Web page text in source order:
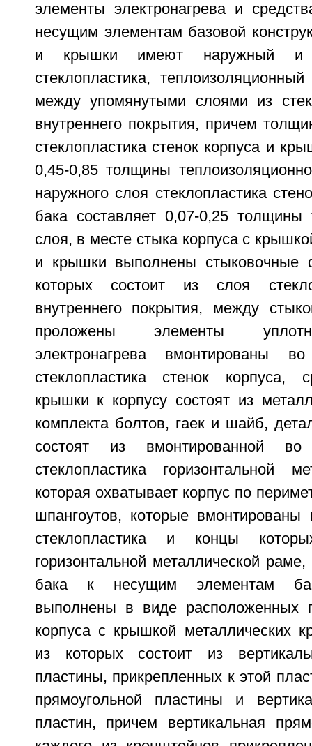
элементы электронагрева и
несущим элементам базовой
и крышки имеют наружный и
стеклопластика,
между упомянутыми слоями из
внутреннего покрытия, причем
стеклопластика стенок корпуса и
0,45-0,85 толщины
наружного слоя стеклопластика
бака составляет 0,07-0,25 толщины
слоя, в месте стыка корпуса с
и крышки выполнены
которых состоит из слоя
внутреннего покрытия, между
проложены элементы
электронагрева вмонтированы
стеклопластика стенок корпуса,
крышки к корпусу состоят из
комплекта болтов, гаек и шайб,
состоят из вмонтированной во
стеклопластика горизонтальной
которая охватывает корпус по
шпангоутов, которые вмонтированы
стеклопластика и концы
горизонтальной металлической
бака к несущим элементам
выполнены в виде расположенных
корпуса с крышкой металлических
из которых состоит из
пластины, прикрепленных к этой
прямоугольной пластины и
пластин, причем вертикальная